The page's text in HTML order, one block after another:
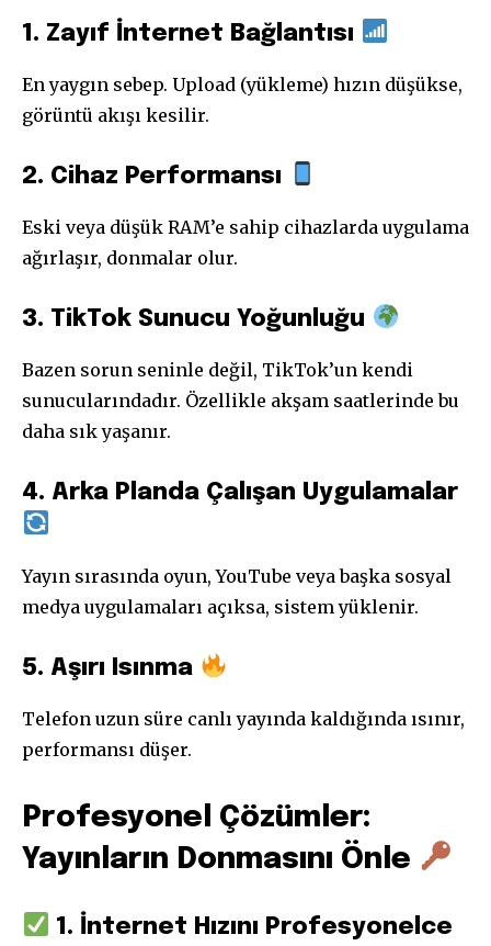
1. Zayıf İnternet Bağlantısı
En yaygın sebep. Upload (yükleme) hızın düşükse,
görüntü akışı kesilir.
2. Cihaz Performansı
Eski veya düşük RAM’e sahip cihazlarda uygulama
ağırlaşır, donmalar olur.
3. TikTok Sunucu Yoğunluğu
Bazen sorun seninle değil, TikTok’un kendi
sunucularındadır. Özellikle akşam saatlerinde bu
daha sık yaşanır.
4. Arka Planda Çalışan Uygulamalar
Yayın sırasında oyun, YouTube veya başka sosyal
medya uygulamaları açıksa, sistem yüklenir.
5. Aşırı Isınma
Telefon uzun süre canlı yayında kaldığında ısınır,
performansı düşer.
Profesyonel Çözümler:
Yayınların Donmasını Önle
1. İnternet Hızını Profesyonelce